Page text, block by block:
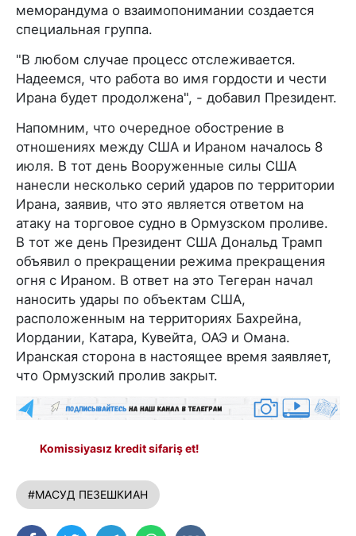
меморандума о взаимопонимании создается
специальная группа.
"В любом случае процесс отслеживается.
Надеемся, что работа во имя гордости и чести
Ирана будет продолжена", - добавил Президент.
Напомним, что очередное обострение в
отношениях между США и Ираном началось 8
июля. В тот день Вооруженные силы США
нанесли несколько серий ударов по территории
Ирана, заявив, что это является ответом на
атаку на торговое судно в Ормузском проливе.
В тот же день Президент США Дональд Трамп
объявил о прекращении режима прекращения
огня с Ираном. В ответ на это Тегеран начал
наносить удары по объектам США,
расположенным на территориях Бахрейна,
Иордании, Катара, Кувейта, ОАЭ и Омана.
Иранская сторона в настоящее время заявляет,
что Ормузский пролив закрыт.
Komissiyasız kredit sifariş et!
#МАСУД ПЕЗЕШКИАН